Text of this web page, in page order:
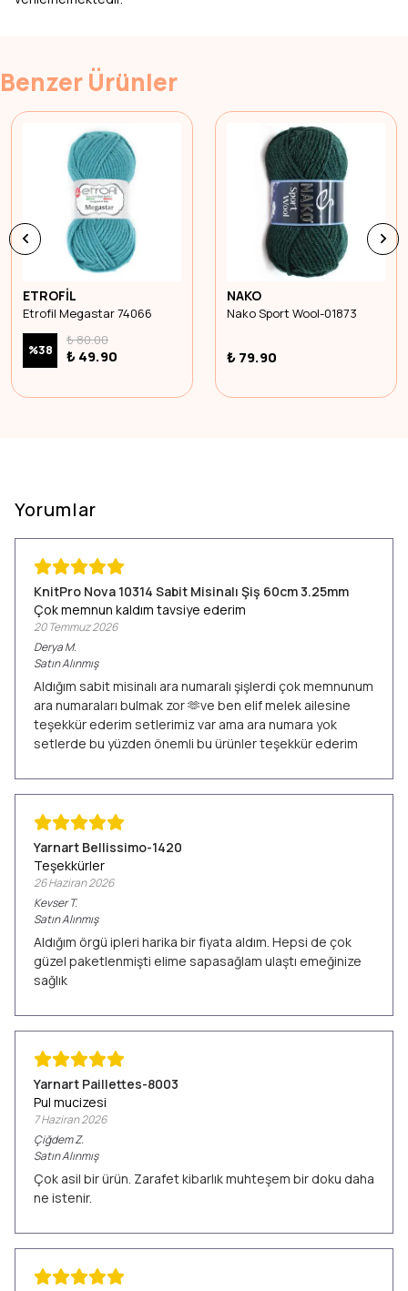
Benzer Ürünler
ETROFİL
Etrofil Megastar 74066
%38
₺ 80.00
₺ 49.90
NAKO
Nako Sport Wool-01873
₺ 79.90
Yorumlar
KnitPro Nova 10314 Sabit Misinalı Şiş 60cm 3.25mm
Çok memnun kaldım tavsiye ederim
20 Temmuz 2026
DeryaM.
Satın Alınmış
Aldığım sabit misinalı ara numaralı şişlerdi çok memnunum
ara numaraları bulmak zor 🫶ve ben elif melek ailesine
teşekkür ederim setlerimiz var ama ara numara yok
setlerde bu yüzden önemli bu ürünler teşekkür ederim
Yarnart Bellissimo-1420
Teşekkürler
26 Haziran 2026
Kevser T.
Satın Alınmış
Aldığım örgü ipleri harika bir fiyata aldım. Hepsi de çok
güzel paketlenmişti elime sapasağlam ulaştı emeğinize
sağlık
Yarnart Paillettes-8003
Pul mucizesi
7 Haziran 2026
ÇiğdemZ.
Satın Alınmış
Çok asil bir ürün. Zarafet kibarlık muhteşem bir doku daha
ne istenir.